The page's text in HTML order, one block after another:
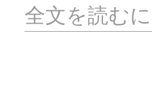
全文を読む